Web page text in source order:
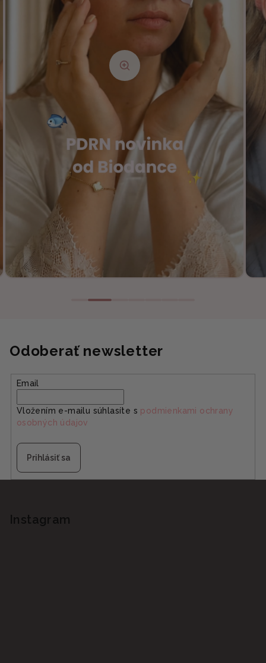
Odoberať newsletter
Email
Vložením e-mailu súhlasíte s podmienkami ochrany
osobných údajov
Prihlásiť sa
Instagram